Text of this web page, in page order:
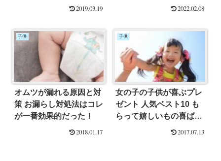
2019.03.19 2022.02.08
子供
オムツが漏れる原因と対
策 お漏らし対処法はコレ
が一番効果的だった！
2018.01.17
子供
女の子の子供が喜ぶプレ
ゼント 人気ベスト10 も
らって嬉しいもの喜ばれ
2017.07.13